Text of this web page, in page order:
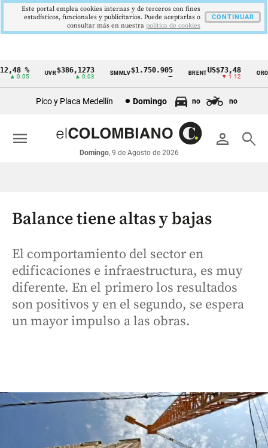
Cintillo
económicos
Colombia
%
▲ 0.05
UVR$386,1273
▲ 0.03
SMMLV$1.750.905 BRENTUS$73,48
▼ 1.12
ORO
Pico y Placa Medellín Domingo no no
person search
Domingo, 9 de Agosto de 2026
menu
Balance tiene altas y bajas
El comportamiento del sector en
edificaciones e infraestructura, es muy
diferente. En el primero los resultados
son positivos y en el segundo, se espera
un mayor impulso a las obras.
Este portal emplea cookies internas y de terceros con fines
estadísticos, funcionales y publicitarios. Puede aceptarlas o
consultar más en nuestra politica de cookies
CONTINUAR